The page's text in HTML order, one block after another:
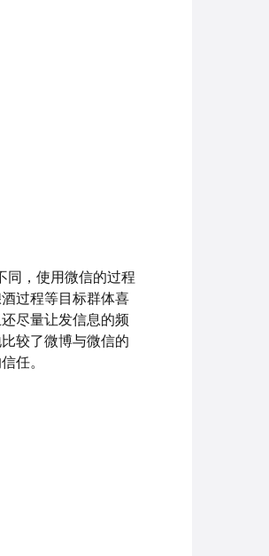
同，使用微信的过程
过程等目标群体喜
尽量让发信息的频
较了微博与微信的
任。